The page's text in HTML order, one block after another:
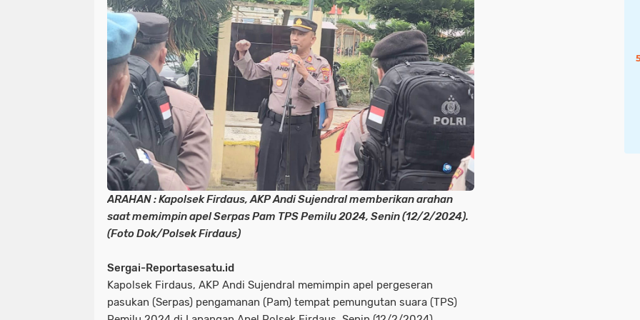
ARAHAN : Kapolsek Firdaus, AKP Andi Sujendral memberikan arahan
saat memimpin apel Serpas Pam TPS Pemilu 2024, Senin (12/2/2024).
(Foto Dok/Polsek Firdaus)
Sergai-Reportasesatu.id
Kapolsek Firdaus, AKP Andi Sujendral memimpin apel pergeseran
pasukan (Serpas) pengamanan (Pam) tempat pemungutan suara (TPS)